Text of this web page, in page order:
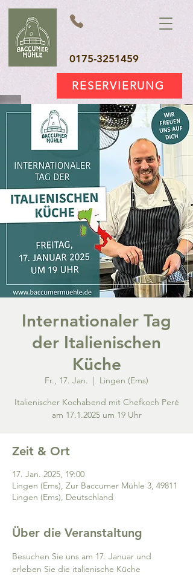
0175-3251459
RESERVIERUNG
Internationaler Tag
der Italienischen
Küche
Fr., 17. Jan.
  |
Lingen (Ems)
Italienischer Kochabend mit Chefkoch Peré
am 17.1.2025 um 19 Uhr
Zeit & Ort
17. Jan. 2025, 19:00
Lingen (Ems), Zur Baccumer Mühle 3, 49811
Lingen (Ems), Deutschland
Über die Veranstaltung
Besuchen Sie uns am 17. Januar und
erleben Sie die italienische Küche